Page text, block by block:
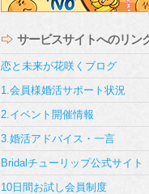
サービスサイトへのリン
恋と未来が花咲くブログ
1.会員様婚活サポート状況
2.イベント開催情報
3.婚活アドバイス・一言
Bridalチューリップ公式サイト
10日間お試し会員制度